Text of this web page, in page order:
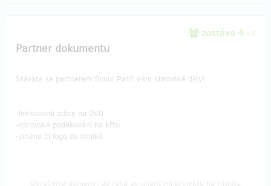
zostáva 4 z 5
Partner dokumentu
Stáváte se partnerem filmu! Patří Vám obrovské díky!
-limitovaná edice na DVD
-obrovské poděkování na křtu
-Jméno či logo do titulků